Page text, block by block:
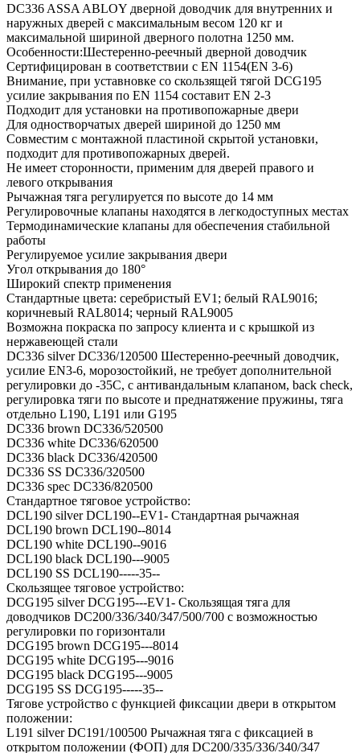
DC336 ASSA ABLOY дверной доводчик для внутренних и
наружных дверей с максимальным весом 120 кг и
максимальной шириной дверного полотна 1250 мм.
Особенности:Шестеренно-реечный дверной доводчик
Сертифицирован в соответствии c EN 1154(EN 3-6)
Внимание, при уставновке со скользящей тягой DCG195
усилие закрывания по EN 1154 составит EN 2-3
Подходит для установки на противопожарные двери
Для одностворчатых дверей шириной до 1250 мм
Совместим с монтажной пластиной скрытой установки,
подходит для противопожарных дверей.
Не имеет сторонности, применим для дверей правого и
левого открывания
Рычажная тяга регулируется по высоте до 14 мм
Регулировочные клапаны находятся в легкодоступных местах
Термодинамические клапаны для обеспечения стабильной
работы
Регулируемое усилие закрывания двери
Угол открывания до 180°
Широкий спектр применения
Стандартные цвета: серебристый EV1; белый RAL9016;
коричневый RAL8014; черный RAL9005
Возможна покраска по запросу клиента и с крышкой из
нержавеющей стали
DC336 silver DC336/120500 Шестеренно-реечный доводчик,
усилие EN3-6, морозостойкий, не требует дополнительной
регулировки до -35С, с антивандальным клапаном, back check,
регулировка тяги по высоте и преднатяжение пружины, тяга
отдельно L190, L191 или G195
DC336 brown DC336/520500
DC336 white DC336/620500
DC336 black DC336/420500
DC336 SS DC336/320500
DC336 spec DC336/820500
Стандартное тяговое устройство:
DCL190 silver DCL190--EV1- Стандартная рычажная
DCL190 brown DCL190--8014
DCL190 white DCL190--9016
DCL190 black DCL190---9005
DCL190 SS DCL190-----35--
Скользящее тяговое устройство:
DCG195 silver DCG195---EV1- Скользящая тяга для
доводчиков DC200/336/340/347/500/700 с возможностью
регулировки по горизонтали
DCG195 brown DCG195---8014
DCG195 white DCG195---9016
DCG195 black DCG195---9005
DCG195 SS DCG195-----35--
Тягове устройство с функцией фиксации двери в открытом
положении:
L191 silver DC191/100500 Рычажная тяга с фиксацией в
открытом положении (ФОП) для DC200/335/336/340/347